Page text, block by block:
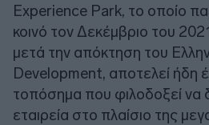
Experience Park, το οποίο
κοινό τον Δεκέμβριο του
μετά την απόκτηση του
Development, αποτελεί ήδη
τοπόσημα που φιλοδοξεί να
εταιρεία στο πλαίσιο της